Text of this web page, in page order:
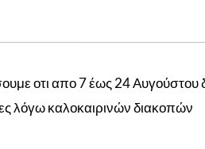
οτι απο 7 έως 24 Αυγούστου
λόγω καλοκαιρινών διακοπών